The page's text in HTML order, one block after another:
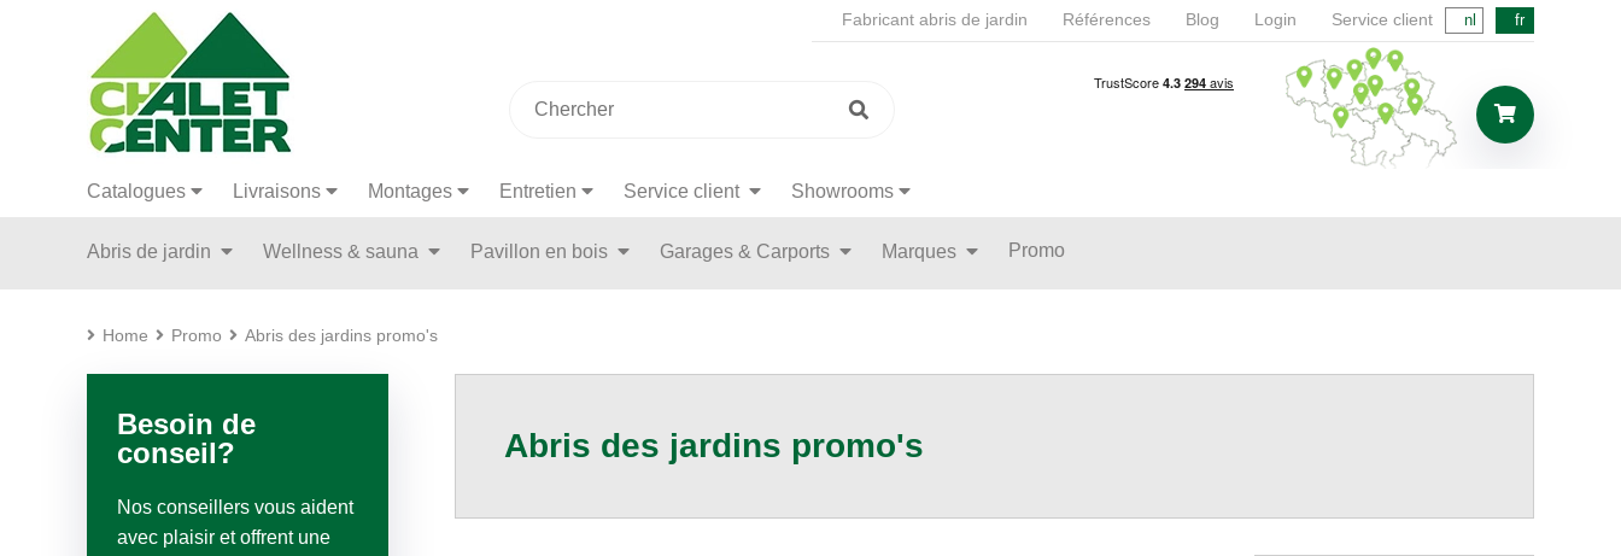
Fabricant abris de jardin Références Blog Login Service client nl fr
Catalogues Livraisons Montages Entretien Service client Showrooms
Abris de jardin Wellness & sauna Pavillon en bois Garages & Carports Marques Promo
Home Promo Abris des jardins promo's
Besoin de
conseil?
Nos conseillers vous aident
avec plaisir et offrent une
Abris des jardins promo's